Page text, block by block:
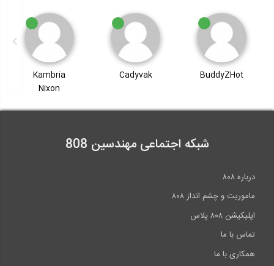
BuddyZHot
Cadyvak
Kambria
Nixon
شبکه اجتماعی مهندسین 808
درباره ۸۰۸
ماموریت و چشم انداز ۸۰۸
اپلیکیشن ۸۰۸ پلاس
تماس با ما
همکاری با ما